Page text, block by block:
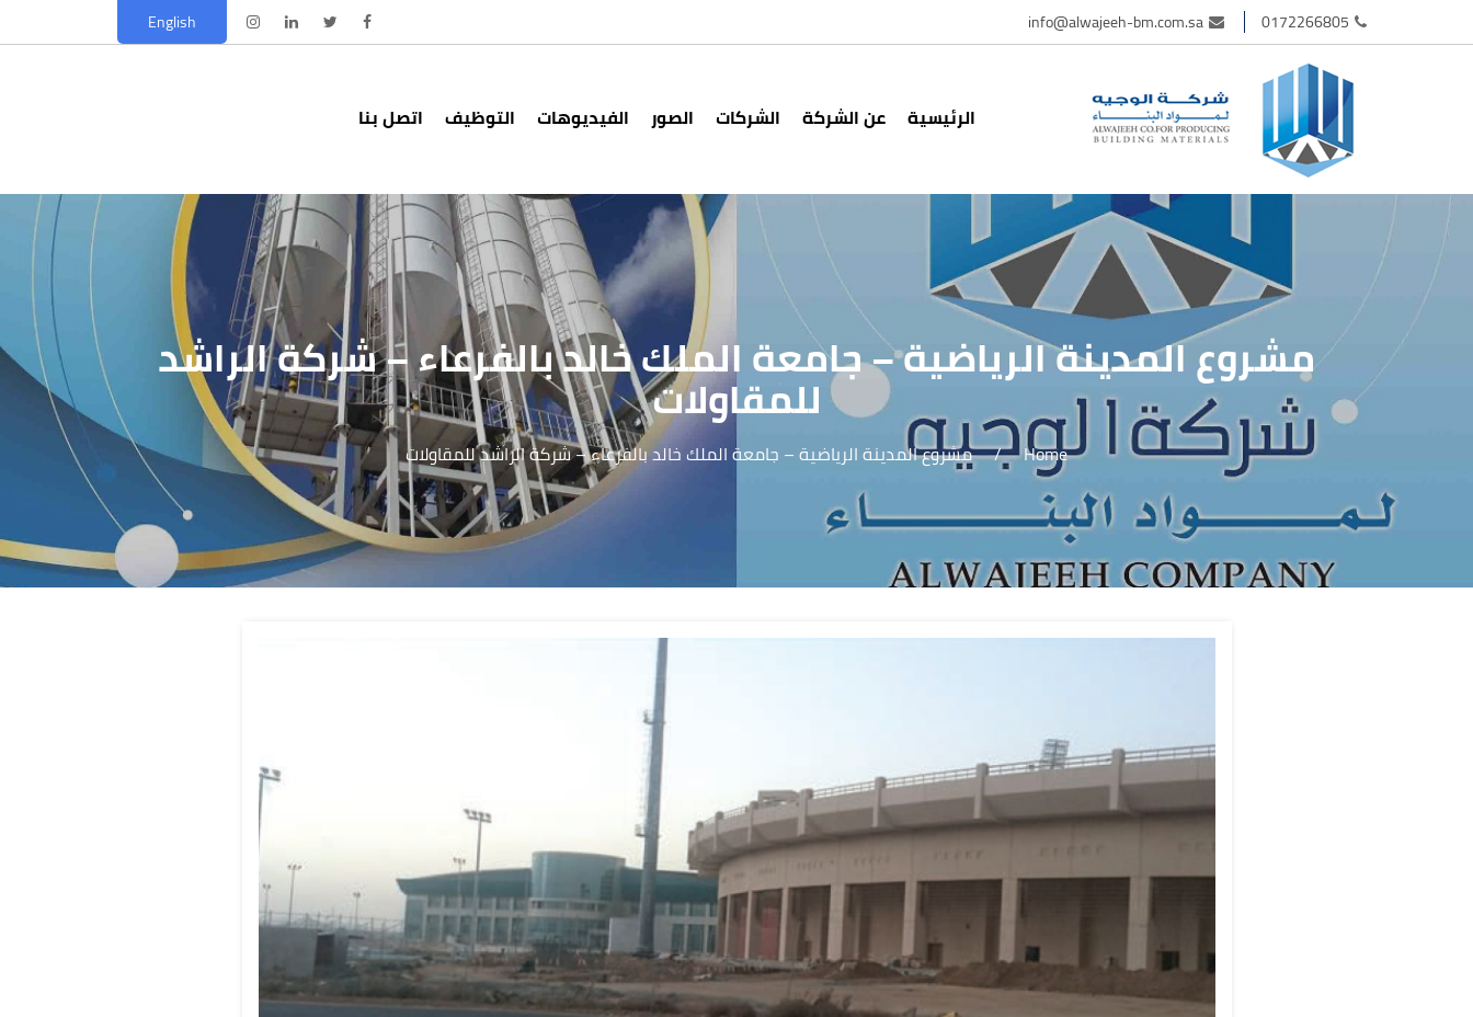
0172266805
info@alwajeeh-bm.com.sa
English
الرئيسية عن الشركة الشركات الصور الفيديوهات التوظيف اتصل بنا
مشروع المدينة الرياضية – جامعة الملك خالد بالفرعاء – شركة الراشد
للمقاولات
Home
/ مشروع المدينة الرياضية – جامعة الملك خالد بالفرعاء – شركة الراشد للمقاولات